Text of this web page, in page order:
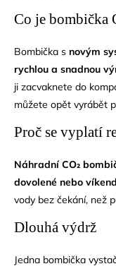
Co je bombička
Bombička s novým
rychlou a snadnou
ji zacvaknete do
můžete opět vyrábět
Proč se vyplatí
Náhradní CO₂
dovolené nebo
vody bez čekání, než
Dlouhá výdrž
Jedna bombička